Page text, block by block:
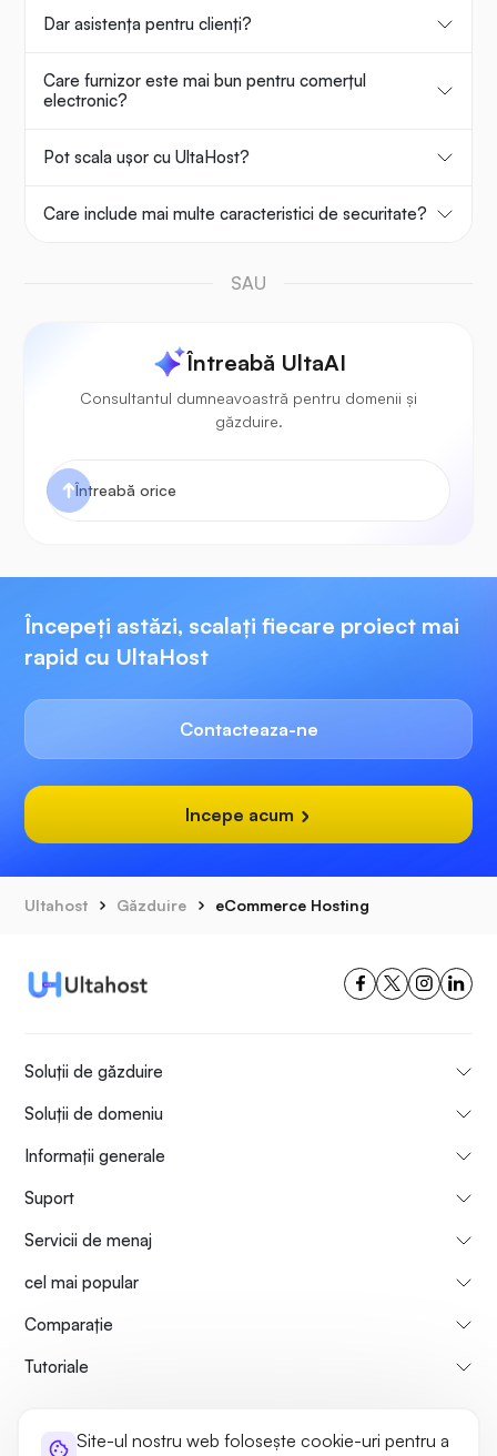
Site-ul nostru web folosește cookie-uri pentru a
Dar asistența pentru clienți?
Care furnizor este mai bun pentru comerțul
electronic?
Pot scala ușor cu UltaHost?
Care include mai multe caracteristici de securitate?
SAU
Întreabă UltaAI
Consultantul dumneavoastră pentru domenii și
găzduire.
Începeți astăzi, scalați fiecare proiect mai
rapid cu UltaHost
Contacteaza-ne
Incepe acum
Ultahost Găzduire eCommerce Hosting
Soluții de găzduire
Soluții de domeniu
Informații generale
Suport
Servicii de menaj
cel mai popular
Comparaţie
Tutoriale
Informații despre noiPolitica de rambursare a plăților